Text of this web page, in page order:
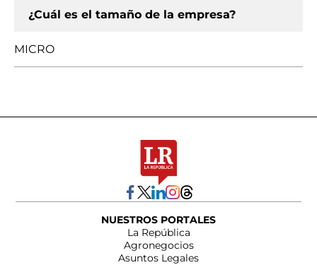
¿Cuál es el tamaño de la empresa?
MICRO
NUESTROS PORTALES
La República
Agronegocios
Asuntos Legales